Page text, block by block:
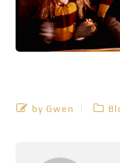
by Gwen